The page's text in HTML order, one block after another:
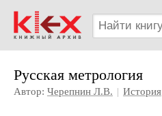
Русская метрология
Автор: Черепнин Л.В. | История